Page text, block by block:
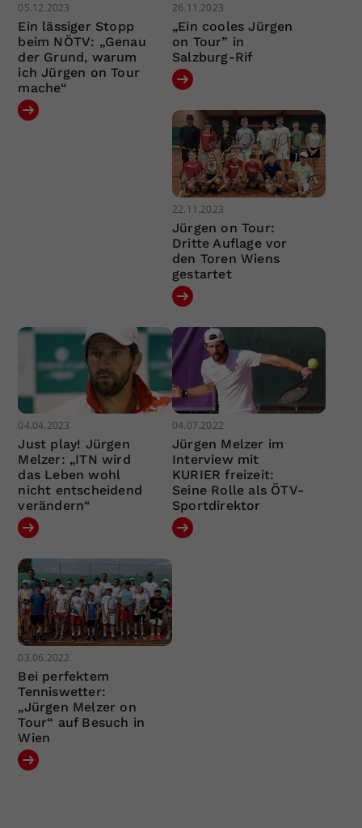
05.12.2023
Ein lässiger Stopp
beim NÖTV: „Genau
der Grund, warum
ich Jürgen on Tour
mache“
26.11.2023
„Ein cooles Jürgen
on Tour” in
Salzburg-Rif
22.11.2023
Jürgen on Tour:
Dritte Auflage vor
den Toren Wiens
gestartet
04.04.2023
Just play! Jürgen
Melzer: „ITN wird
das Leben wohl
nicht entscheidend
verändern“
04.07.2022
Jürgen Melzer im
Interview mit
KURIER freizeit:
Seine Rolle als ÖTV-
Sportdirektor
03.06.2022
Bei perfektem
Tenniswetter:
„Jürgen Melzer on
Tour“ auf Besuch in
Wien